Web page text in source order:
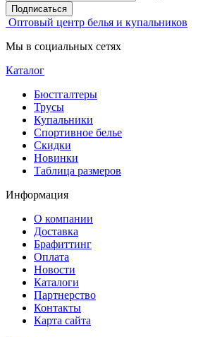
Подписаться
Оптовый центр белья и купальников
Мы в социальных сетях
Каталог
Бюстгалтеры
Трусы
Купальники
Спортивное белье
Скидки
Новинки
Таблица размеров
Информация
О компании
Доставка
Брафиттинг
Оплата
Новости
Каталоги
Партнерство
Контакты
Карта сайта